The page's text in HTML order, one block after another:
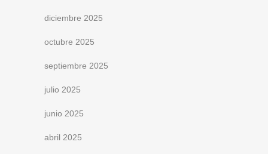
diciembre 2025
octubre 2025
septiembre 2025
julio 2025
junio 2025
abril 2025